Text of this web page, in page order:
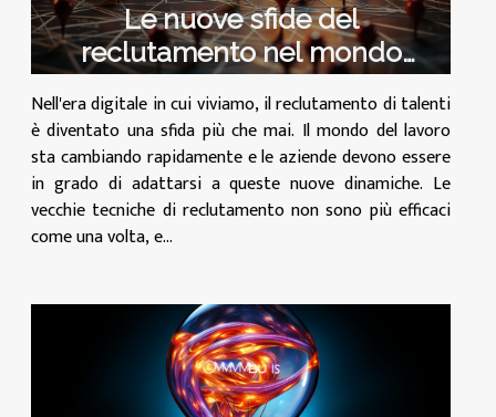
Le nuove sfide del
reclutamento nel mondo
digitale
Nell'era digitale in cui viviamo, il reclutamento di talenti
è diventato una sfida più che mai. Il mondo del lavoro
sta cambiando rapidamente e le aziende devono essere
in grado di adattarsi a queste nuove dinamiche. Le
vecchie tecniche di reclutamento non sono più efficaci
come una volta, e...